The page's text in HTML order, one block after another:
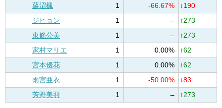
蓼沼楓
1 -66.67%
↓190
ジヒョン
1 –
↑273
東條公美
1 –
↑273
家村マリエ
1 0.00%
↑62
宮本優花
1 0.00%
↑62
雨宮亜衣
1 -50.00%
↓83
芳野美羽
1 – ↑273